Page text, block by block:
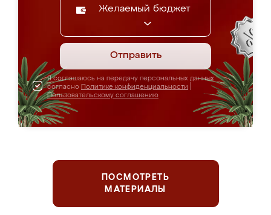
Желаемый бюджет
Отправить
Я соглашаюсь на передачу персональных данных
согласно Политике конфиденциальности
Пользовательскому соглашению
ПОСМОТРЕТЬ
МАТЕРИАЛЫ